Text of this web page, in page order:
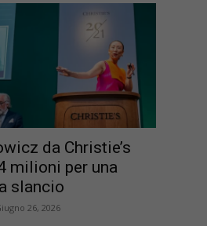
da Christie’s
milioni per una
slancio
26, 2026